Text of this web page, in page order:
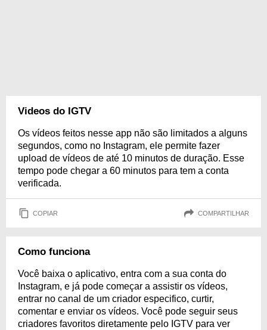
Videos do IGTV
Os vídeos feitos nesse app não são limitados a alguns
segundos, como no Instagram, ele permite fazer
upload de vídeos de até 10 minutos de duração. Esse
tempo pode chegar a 60 minutos para tem a conta
verificada.
COPIAR COMPARTILHAR
Como funciona
Você baixa o aplicativo, entra com a sua conta do
Instagram, e já pode começar a assistir os vídeos,
entrar no canal de um criador especifico, curtir,
comentar e enviar os vídeos. Você pode seguir seus
criadores favoritos diretamente pelo IGTV para ver